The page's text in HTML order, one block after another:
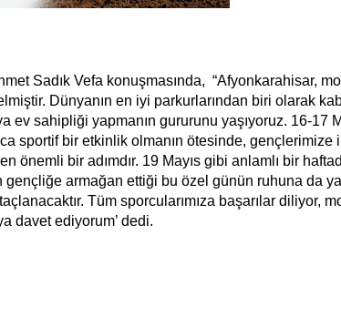
Sadık Vefa konuşmasında, “Afyonkarahisar,
Dünyanın en iyi parkurlarından biri olarak
ev sahipliği yapmanın gururunu yaşıyoruz. 16-17
sportif bir etkinlik olmanın ötesinde, gençlerimize
önemli bir adımdır. 19 Mayıs gibi anlamlı bir
armağan ettiği bu özel günün ruhuna da
Tüm sporcularımıza başarılar diliyor,
davet ediyorum’ dedi.